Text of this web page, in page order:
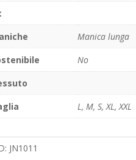
Manica lunga
No
L, M, S,XL,XXL
JN1011